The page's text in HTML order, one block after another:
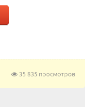
35 835 просмотров